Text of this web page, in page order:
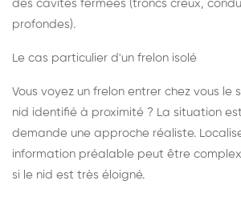
des cavités fermées (troncs creux,
profondes).
Le cas particulier d'un frelon isolé
Vous voyez un frelon entrer chez vous le
nid identifié à proximité ? La situation
demande une approche réaliste.
information préalable peut être
si le nid est très éloigné.